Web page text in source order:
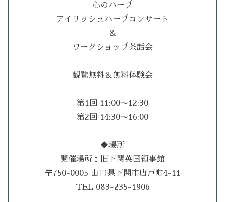
心のハープ
アイリッシュハープコンサート
＆
ワークショップ茶話会
観覧無料＆無料体験会
第1回 11:00〜12:30
第2回 14:30〜16:00
◆場所
開催場所：旧下関英国領事館
〒750-0005 山口県下関市唐戸町4-11
TEL 083-235-1906